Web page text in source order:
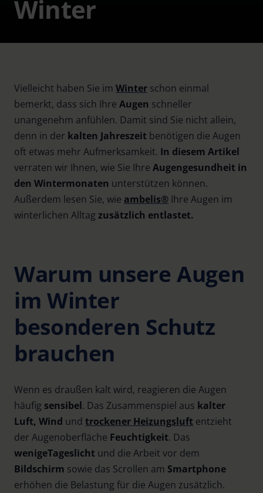
Winter
Vielleicht haben Sie im Winter schon einmal
bemerkt, dass sich Ihre Augen schneller
unangenehm anfühlen. Damit sind Sie nicht allein,
denn in der kalten Jahreszeit benötigen die Augen
oft etwas mehr Aufmerksamkeit. In diesem Artikel
verraten wir Ihnen, wie Sie Ihre Augengesundheit in
den Wintermonaten unterstützen können.
Außerdem lesen Sie, wie ambelis® Ihre Augen im
winterlichen Alltag zusätzlich entlastet.
Warum unsere Augen
im Winter
besonderen Schutz
brauchen
Wenn es draußen kalt wird, reagieren die Augen
häufig sensibel. Das Zusammenspiel aus kalter
Luft, Wind und trockener Heizungsluft entzieht
der Augenoberfläche Feuchtigkeit. Das
wenigeTageslicht und die Arbeit vor dem
Bildschirm sowie das Scrollen am Smartphone
erhöhen die Belastung für die Augen zusätzlich.